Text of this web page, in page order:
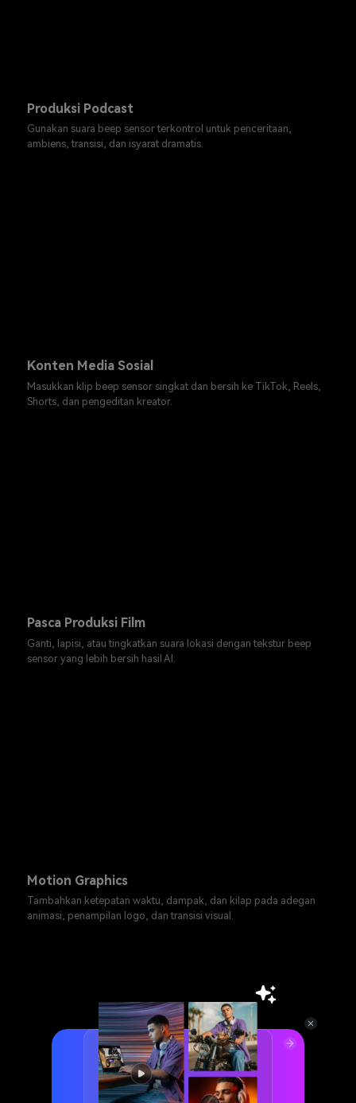
Produksi Podcast
Gunakan suara beep sensor terkontrol untuk penceritaan,
ambiens, transisi, dan isyarat dramatis.
Konten Media Sosial
Masukkan klip beep sensor singkat dan bersih ke TikTok, Reels,
Shorts, dan pengeditan kreator.
Pasca Produksi Film
Ganti, lapisi, atau tingkatkan suara lokasi dengan tekstur beep
sensor yang lebih bersih hasil AI.
Motion Graphics
Tambahkan ketepatan waktu, dampak, dan kilap pada adegan
animasi, penampilan logo, dan transisi visual.